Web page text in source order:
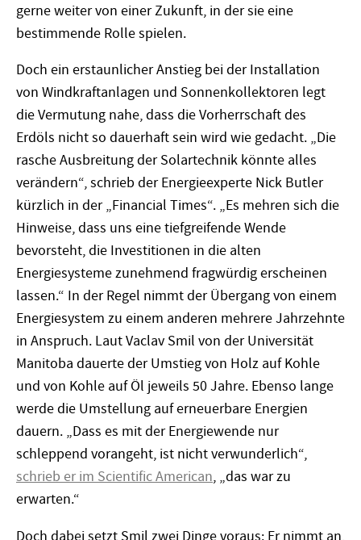
gerne weiter von einer Zukunft, in der sie eine
bestimmende Rolle spielen.
Doch ein erstaunlicher Anstieg bei der Installation
von Windkraftanlagen und Sonnenkollektoren legt
die Vermutung nahe, dass die Vorherrschaft des
Erdöls nicht so dauerhaft sein wird wie gedacht. „Die
rasche Ausbreitung der Solartechnik könnte alles
verändern“, schrieb der Energieexperte Nick Butler
kürzlich in der „Financial Times“. „Es mehren sich die
Hinweise, dass uns eine tiefgreifende Wende
bevorsteht, die Investitionen in die alten
Energiesysteme zunehmend fragwürdig erscheinen
lassen.“ In der Regel nimmt der Übergang von einem
Energiesystem zu einem anderen mehrere Jahrzehnte
in Anspruch. Laut Vaclav Smil von der Universität
Manitoba dauerte der Umstieg von Holz auf Kohle
und von Kohle auf Öl jeweils 50 Jahre. Ebenso lange
werde die Umstellung auf erneuerbare Energien
dauern. „Dass es mit der Energiewende nur
schleppend vorangeht, ist nicht verwunderlich“,
schrieb er im Scientific American, „das war zu
erwarten.“
Doch dabei setzt Smil zwei Dinge voraus: Er nimmt an,